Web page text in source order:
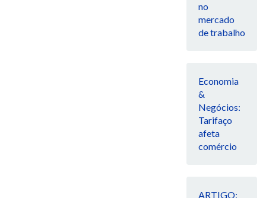
no
mercado
de trabalho
Economia
&
Negócios:
Tarifaço
afeta
comércio
ARTIGO: